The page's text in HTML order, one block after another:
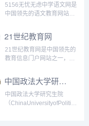
目前，该论坛已经成长为国
内最大的机械CAD软件技术
5156无忧无虑中学语文网是
中国领先的语文教育网站之
高中学语文学科教育的实效
性和教育质量。它提供了丰
富的语文学习资源，包括高
质量的语文课件、试卷和资
21世纪教育网
21世纪教育网是中国领先的
教育信息门户网站之一，致
生和家长提供优质的教育资
源和服务，旨在促进中国教
育改革和发展。网站提供了
包括基础教育、高等教育、
中国政法大学研究生招生网
中国政法大学研究生院
（